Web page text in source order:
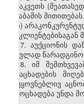
განაკვეთს
შესაბამის მითითებას.
ბ)
და
17. აუქციონის
ნაცვლად
18. იმ
განაცხადების
დაუყოვნებლივ
გამოცხადება უნდა